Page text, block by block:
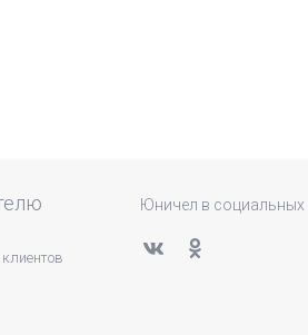
Юничел в социальных